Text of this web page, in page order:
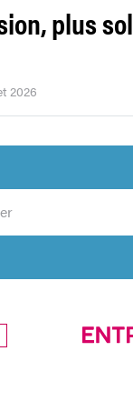
plus
2026